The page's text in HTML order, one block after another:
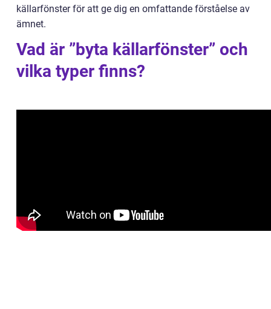
källarfönster för att ge dig en omfattande förståelse av
ämnet.
Vad är ”byta källarfönster” och
vilka typer finns?